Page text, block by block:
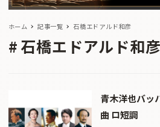
ホーム 記事一覧 石橋エドアルド和彦
石橋エドアルド和彦
青木洋也バッ
曲 ロ短調